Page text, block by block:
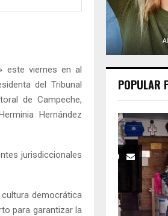
este viernes en al
del Tribunal
de Campeche,
Hernández
jurisdiccionales
democrática
para garantizar la
POPULAR